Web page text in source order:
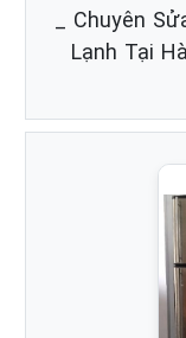
_ Chuyên
Lạnh Tại